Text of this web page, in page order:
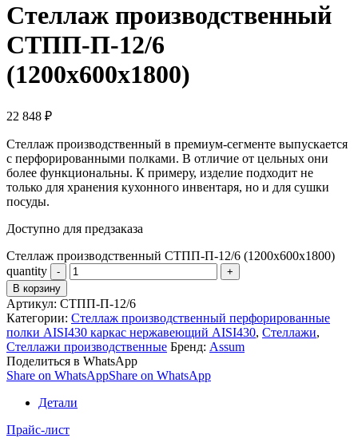
Стеллаж производственный
СТПП-П-12/6
(1200х600х1800)
22 848 ₽
Стеллаж производственный в премиум-сегменте выпускается
с перфорированными полками. В отличие от цельных они
более функциональны. К примеру, изделие подходит не
только для хранения кухонного инвентаря, но и для сушки
посуды.
Доступно для предзаказа
Стеллаж производственный СТПП-П-12/6 (1200х600х1800)
quantity
В корзину
Артикул: СТПП-П-12/6
Категории: Стеллаж производственный перфорированные
полки AISI430 каркас нержавеющий AISI430, Стеллажи,
Стеллажи производственные Бренд: Assum
Поделиться в WhatsApp
Share on WhatsAppShare on WhatsApp
Детали
Прайс-лист